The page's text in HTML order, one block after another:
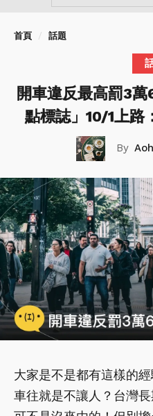
首頁 話題
開車違反最高罰3
點標誌」10/1上路
大家是不是都有這樣的
車往就是不讓人？台灣長